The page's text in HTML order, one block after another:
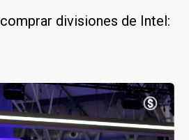
divisiones de Intel: